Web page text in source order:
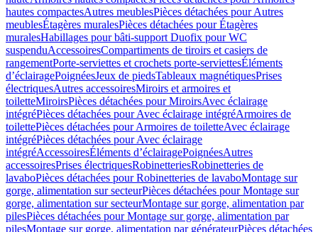
hautes compactesAutres meublesPièces détachées pour Autres
meublesÉtagères muralesPièces détachées pour Étagères
muralesHabillages pour bâti-support Duofix pour WC
suspenduAccessoiresCompartiments de tiroirs et casiers de
rangementPorte-serviettes et crochets porte-serviettesÉléments
d’éclairagePoignéesJeux de piedsTableaux magnétiquesPrises
électriquesAutres accessoiresMiroirs et armoires et
toiletteMiroirsPièces détachées pour MiroirsAvec éclairage
intégréPièces détachées pour Avec éclairage intégréArmoires de
toilettePièces détachées pour Armoires de toiletteAvec éclairage
intégréPièces détachées pour Avec éclairage
intégréAccessoiresÉléments d’éclairagePoignéesAutres
accessoiresPrises électriquesRobinetteriesRobinetteries de
lavaboPièces détachées pour Robinetteries de lavaboMontage sur
gorge, alimentation sur secteurPièces détachées pour Montage sur
gorge, alimentation sur secteurMontage sur gorge, alimentation par
pilesPièces détachées pour Montage sur gorge, alimentation par
pilesMontage sur gorge, alimentation par générateurPièces détachées